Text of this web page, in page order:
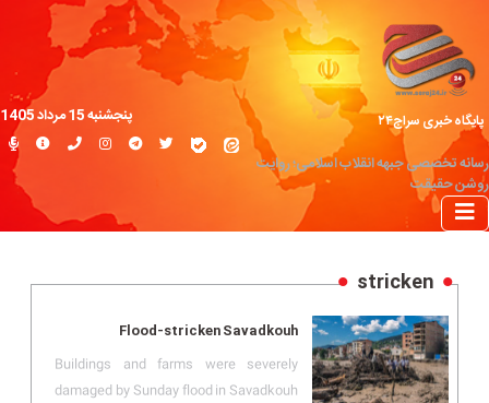
پایگاه خبری سراج۲۴
رسانه تخصصی جبهه انقلاب اسلامی؛ روایت
روشن حقیقت
پنجشنبه 15 مرداد 1405
stricken
Flood-stricken Savadkouh
Buildings and farms were severely
damaged by Sunday flood in Savadkouh